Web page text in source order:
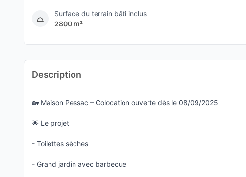
Surface du terrain bâti inclus
2800 m²
Description
🏡 Maison Pessac – Colocation ouverte dès le 08/09/2025
🌟 Le projet
- Toilettes sèches
- Grand jardin avec barbecue